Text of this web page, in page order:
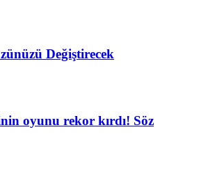
Değiştirecek
oyunu rekor kırdı! Söz